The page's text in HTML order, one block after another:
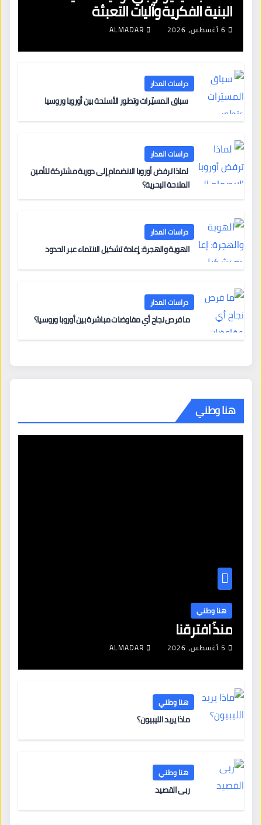
البنية الفكرية وآليات التعبئة
6 أغسطس، 2026 ALMADAR
دراسات المدار
سباق المسيّرات وتطور الأسلحة بين أوروبا وروسيا
دراسات المدار
لماذا ترفض أوروبا الانضمام إلى دورية مشتركة لتأمين
الملاحة البحرية؟
دراسات المدار
الهوية والهجرة: إعادة تشكيل الانتماء عبر الحدود
دراسات المدار
ما فرص نجاح أي مفاوضات مباشرة بين أوروبا وروسيا؟
هنا وطني
هنا وطني
منذُ افترقنا
5 أغسطس، 2026 ALMADAR
هنا وطني
ماذا يريد الليبيون؟
هنا وطني
ربى القصيد